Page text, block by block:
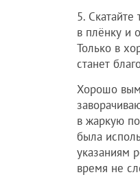
5.
в плёнку и
Только в
станет
Хорошо
в жаркую
была
указаниям
время не